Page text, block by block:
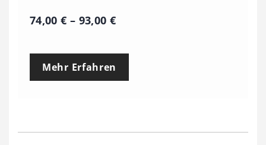
74,00€ – 93,00 €P
e
p
Mehr Erfahren